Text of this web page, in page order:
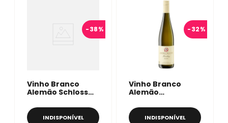
-38%
Vinho Branco
Alemão Schloss
Grünlack Spätlese
750mlINDISPONÍVEL
-32%
Vinho Branco
Alemão
Riesling Trocken
750mlINDISPONÍVEL